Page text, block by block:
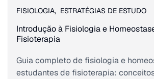
FISIOLOGIA, ESTRATÉGIAS DE ESTUDO
Introdução à Fisiologia e
Fisioterapia
Guia completo de fisiologia e
estudantes de fisioterapia: